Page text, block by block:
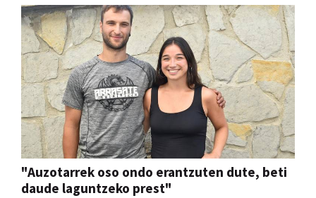
"Auzotarrek oso ondo erantzuten dute, beti
daude laguntzeko prest"